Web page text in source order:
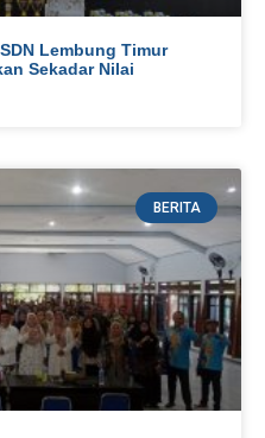
Lembung Timur
Sekadar Nilai
BERITA